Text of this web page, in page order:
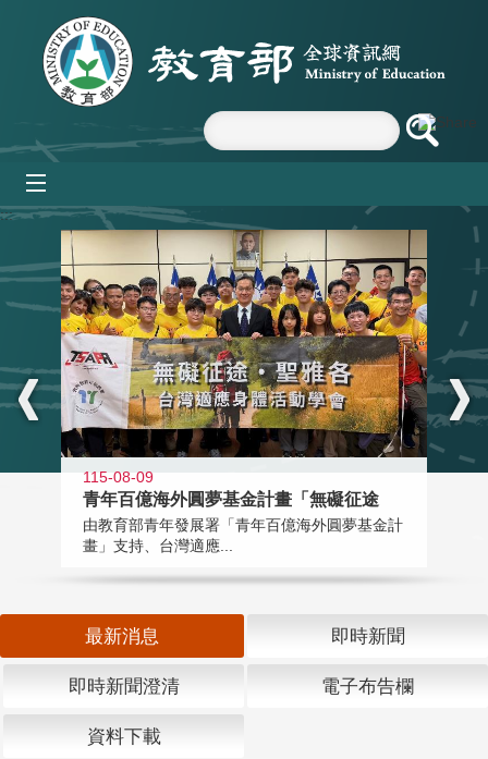
跳到主要內容區塊
:::
115-08-09
青年百億海外圓夢基金計畫「無礙征途
由教育部青年發展署「青年百億海外圓夢基金計
畫」支持、台灣適應...
最新消息 即時新聞
即時新聞澄清 電子布告欄
資料下載